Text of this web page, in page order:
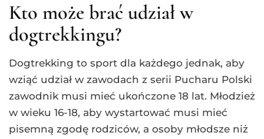
Kto może brać udział w
dogtrekkingu?
Dogtrekking to sport dla każdego jednak, aby
wziąć udział w zawodach z serii Pucharu Polski
zawodnik musi mieć ukończone 18 lat. Młodzież
w wieku 16-18, aby wystartować musi mieć
pisemną zgodę rodziców, a osoby młodsze niż